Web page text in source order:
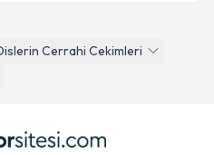
Cerrahi Cekimleri